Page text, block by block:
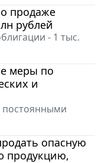
продаже
рублей
- 1 тыс.
меры по
и
постоянными
опасную
продукцию,